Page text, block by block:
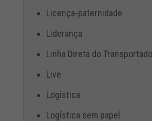
Licença-paternidade
Liderança
Linha Direta do
Live
Logística
Logística sem papel